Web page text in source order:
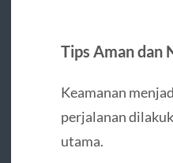
Tips Aman dan
Keamanan
perjalanan
utama.